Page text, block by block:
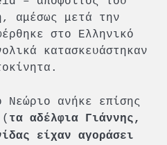
αμέσως μετά την
στο Ελληνικό
κατασκευάστηκαν
ανήκε επίσης
( τα αδέλφια Γιάννης,
είχαν αγοράσει